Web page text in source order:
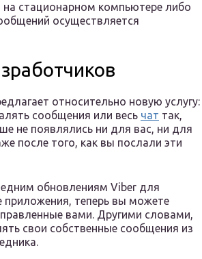
стационарном компьютере либо
осуществляется
относительно новую услугу:
сообщения или весь чат так,
не появлялись ни для вас, ни для
после того, как вы послали эти
обновлениям Viber для
приложения, теперь вы можете
вами. Другими словами,
свои собственные сообщения из